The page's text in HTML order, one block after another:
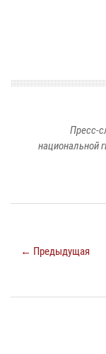
Пресс-
национальной
← Предыдущая